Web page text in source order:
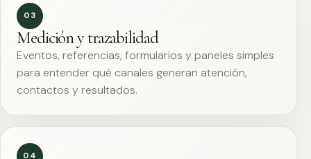
03
Medición y trazabilidad
Eventos, referencias, formularios y paneles simples
para entender qué canales generan atención,
contactos y resultados.
04